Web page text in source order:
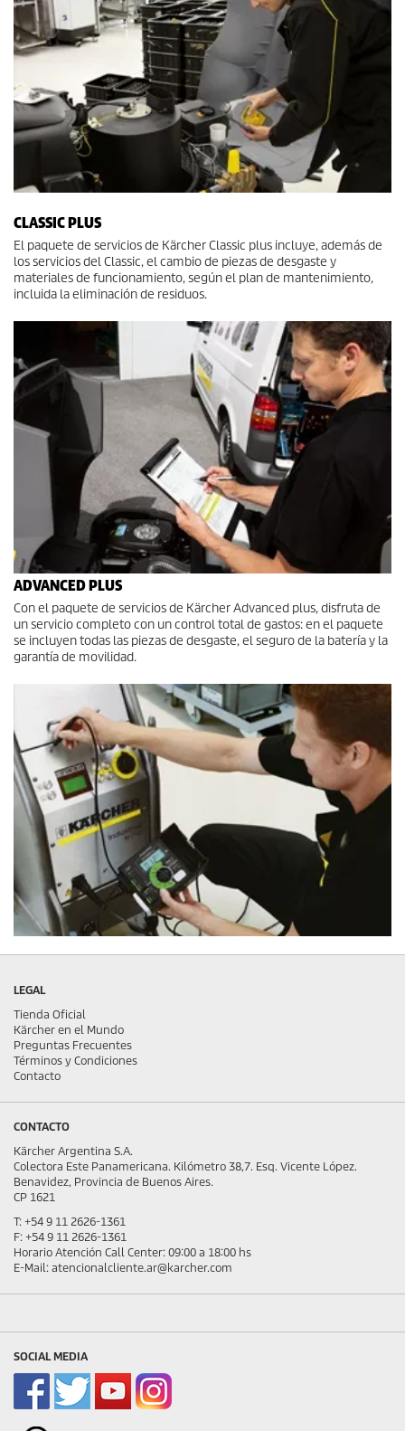
CLASSIC PLUS
El paquete de servicios de Kärcher Classic plus incluye, además de
los servicios del Classic, el cambio de piezas de desgaste y
materiales de funcionamiento, según el plan de mantenimiento,
incluida la eliminación de residuos.
ADVANCED PLUS
Con el paquete de servicios de Kärcher Advanced plus, disfruta de
un servicio completo con un control total de gastos: en el paquete
se incluyen todas las piezas de desgaste, el seguro de la batería y la
garantía de movilidad.
LEGAL
Tienda Oficial
Kärcher en el Mundo
Preguntas Frecuentes
Términos y Condiciones
Contacto
CONTACTO
Kärcher Argentina S.A.
Colectora Este Panamericana. Kilómetro 38,7. Esq. Vicente López.
Benavidez, Provincia de Buenos Aires.
CP 1621
T: +54 9 11 2626-1361
F: +54 9 11 2626-1361
Horario Atención Call Center: 09:00 a 18:00 hs
E-Mail: atencionalcliente.ar@karcher.com
SOCIAL MEDIA